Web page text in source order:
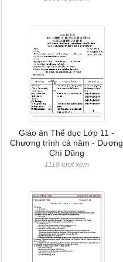
Giáo án Thể dục Lớp 11 -
Chương trình cả năm - Dương
Chí Dũng
1118 lượt xem